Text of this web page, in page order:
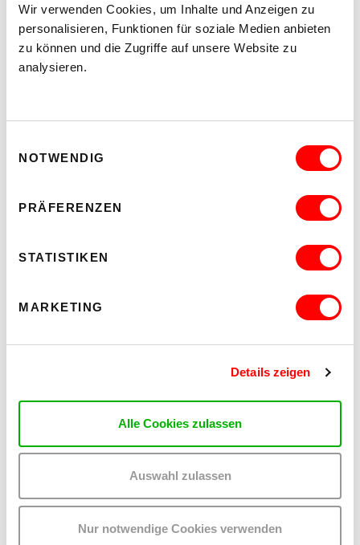
Wir verwenden Cookies, um Inhalte und Anzeigen zu
personalisieren, Funktionen für soziale Medien anbieten
zu können und die Zugriffe auf unsere Website zu
analysieren.
NOTWENDIG
PRÄFERENZEN
STATISTIKEN
MARKETING
Details zeigen
Alle Cookies zulassen
Auswahl zulassen
Nur notwendige Cookies verwenden
HINWEISE
In deutscher Lautsprache mit einzelnen Sätzen in
englischer Lautsprache.
queeren Personen, darunter fallen u.a. auch Erlebnisse von
Ausgrenzung oder diskriminierender Sprache.
Das WUK ist gut mit den öffentlichen Verkehrsmitteln zu
erreichen (U6, Straßenbahn 37, 38, 40, 41, 42).
Google-
über den Onlineshop gebucht werden. Bei gemeinsamer
oder das Infobüro unter +43 1 401 210.
BARRIEREFREIHEIT IM WUK